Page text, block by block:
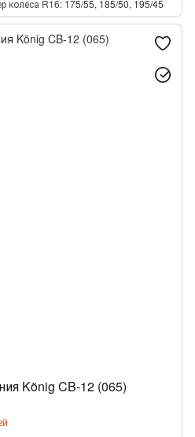
колеса R16 175/55, 185/50, 195/45
König CB-12 (065)